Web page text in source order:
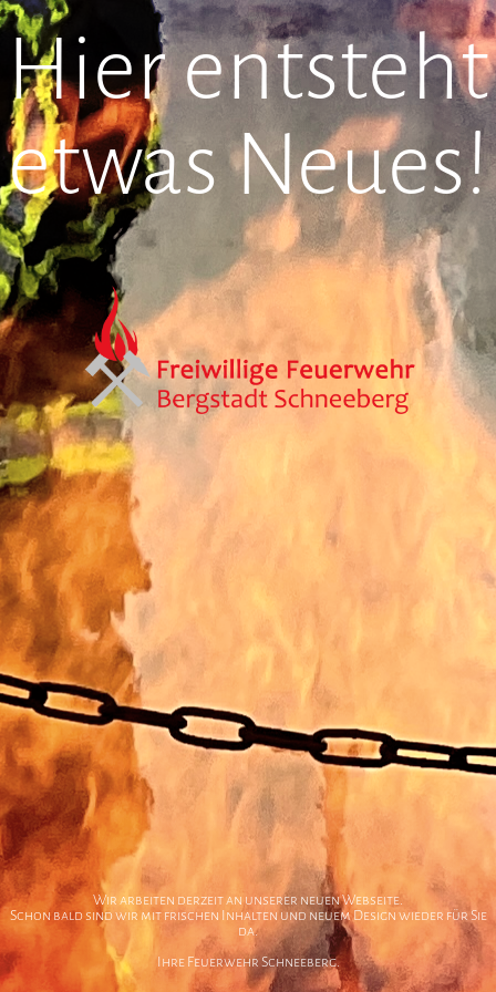
Hier entsteht
etwas Neues!
Wir arbeiten derzeit an unserer neuen Webseite.
Schon bald sind wir mit frischen Inhalten und neuem Design wieder für Sie
da.
Ihre Feuerwehr Schneeberg.